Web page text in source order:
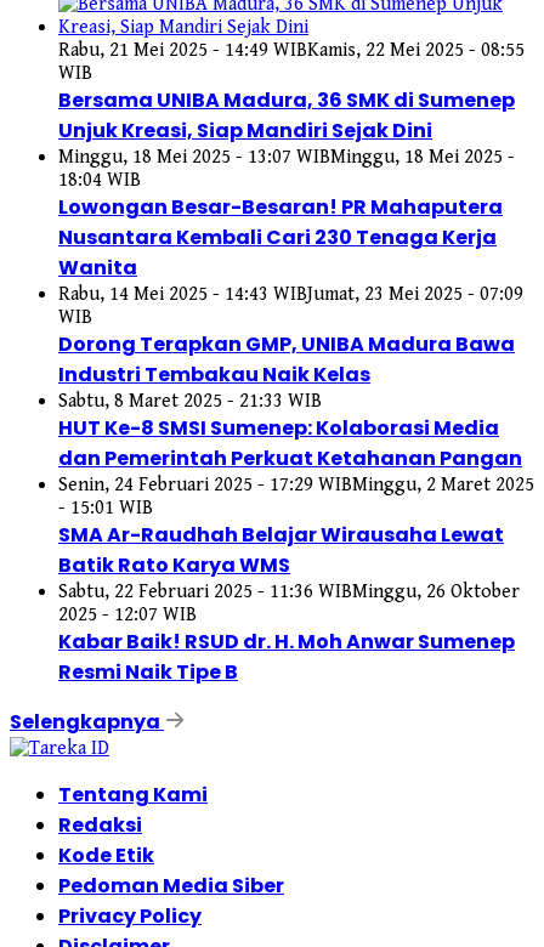
Rabu, 21 Mei 2025 - 14:49 WIBKamis, 22 Mei 2025 - 08:55
WIB
Bersama UNIBA Madura, 36 SMK di Sumenep
Unjuk Kreasi, Siap Mandiri Sejak Dini
Minggu, 18 Mei 2025 - 13:07 WIBMinggu, 18 Mei 2025 -
18:04 WIB
Lowongan Besar-Besaran! PR Mahaputera
Nusantara Kembali Cari 230 Tenaga Kerja
Wanita
Rabu, 14 Mei 2025 - 14:43 WIBJumat, 23 Mei 2025 - 07:09
WIB
Dorong Terapkan GMP, UNIBA Madura Bawa
Industri Tembakau Naik Kelas
Sabtu, 8 Maret 2025 - 21:33 WIB
HUT Ke-8 SMSI Sumenep: Kolaborasi Media
dan Pemerintah Perkuat Ketahanan Pangan
Senin, 24 Februari 2025 - 17:29 WIBMinggu, 2 Maret 2025
- 15:01 WIB
SMA Ar-Raudhah Belajar Wirausaha Lewat
Batik Rato Karya WMS
Sabtu, 22 Februari 2025 - 11:36 WIBMinggu, 26 Oktober
2025 - 12:07 WIB
Kabar Baik! RSUD dr. H. Moh Anwar Sumenep
Resmi Naik Tipe B
Selengkapnya
Tentang Kami
Redaksi
Kode Etik
Pedoman Media Siber
Privacy Policy